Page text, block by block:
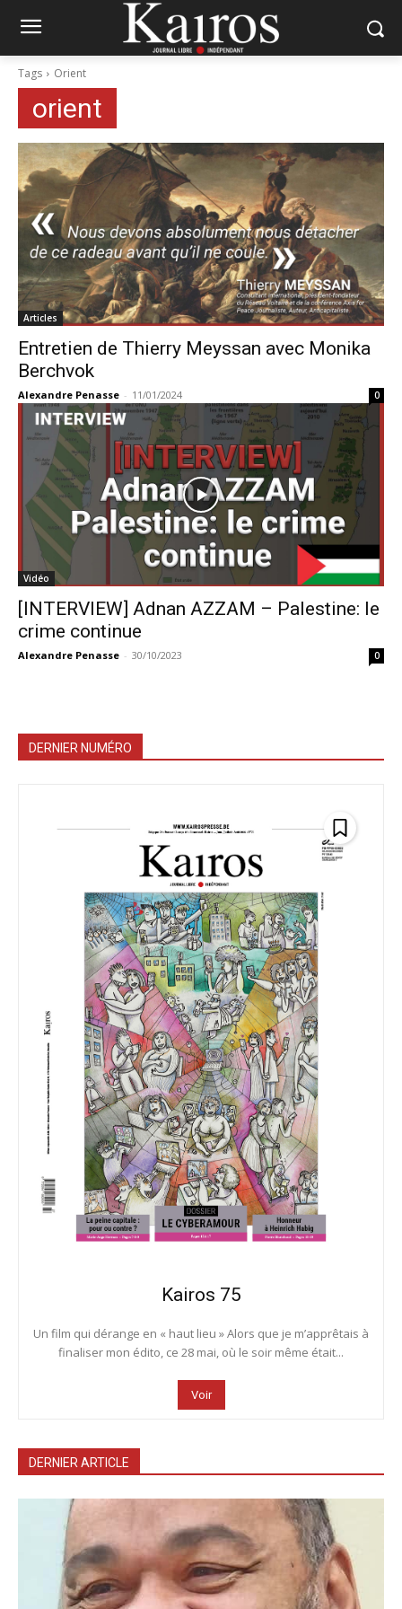
Tags Orient
orient
Articles
Entretien de Thierry Meyssan avec Monika
Berchvok
Alexandre Penasse - 11/01/2024 0
Vidéo
[INTERVIEW] Adnan AZZAM – Palestine: le
crime continue
Alexandre Penasse - 30/10/2023 0
DERNIER NUMÉRO
Kairos 75
Un film qui dérange en « haut lieu » Alors que je m’apprêtais à
finaliser mon édito, ce 28 mai, où le soir même était...
Voir
DERNIER ARTICLE